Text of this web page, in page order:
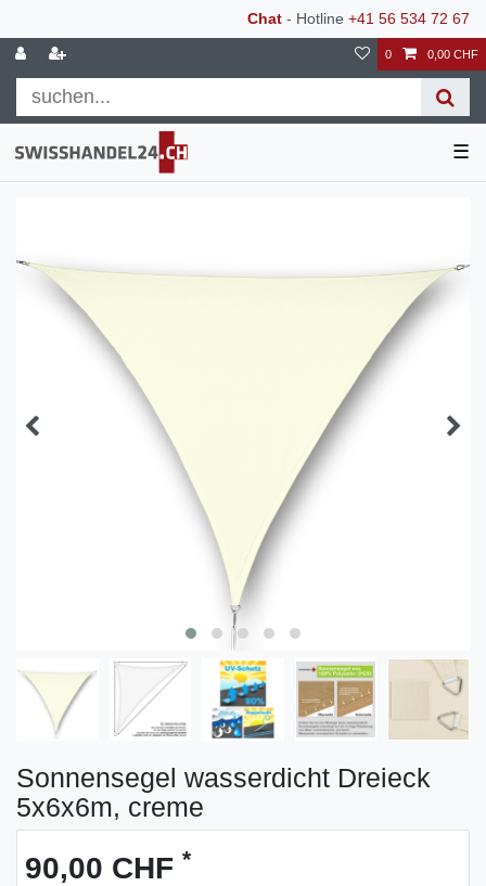
Chat - Hotline +41 56 534 72 67
0 0,00 CHF
☰
Sonnensegel wasserdicht Dreieck
5x6x6m, creme
90,00 CHF *